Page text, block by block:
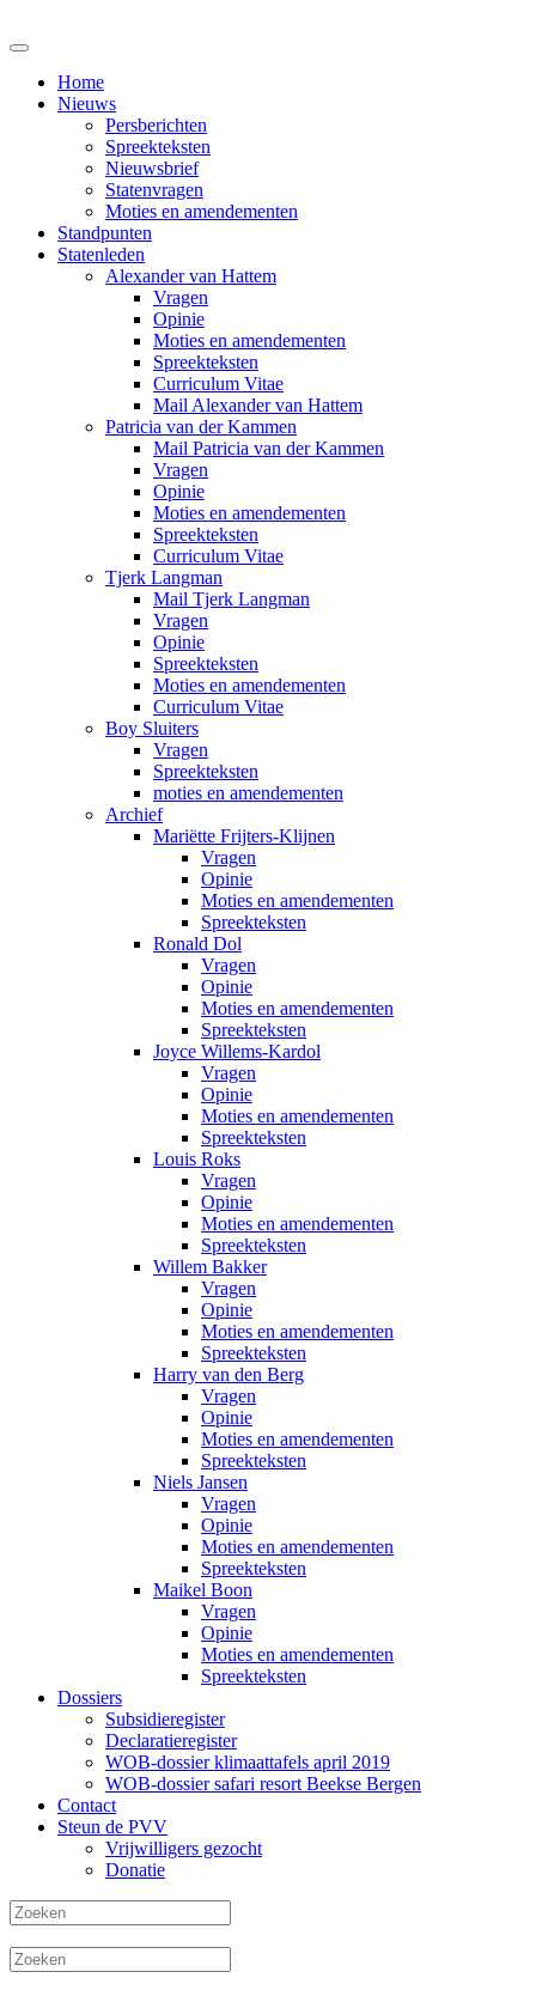
Home
Nieuws
Persberichten
Spreekteksten
Nieuwsbrief
Statenvragen
Moties en amendementen
Standpunten
Statenleden
Alexander van Hattem
Vragen
Opinie
Moties en amendementen
Spreekteksten
Curriculum Vitae
Mail Alexander van Hattem
Patricia van der Kammen
Mail Patricia van der Kammen
Vragen
Opinie
Moties en amendementen
Spreekteksten
Curriculum Vitae
Tjerk Langman
Mail Tjerk Langman
Vragen
Opinie
Spreekteksten
Moties en amendementen
Curriculum Vitae
Boy Sluiters
Vragen
Spreekteksten
moties en amendementen
Archief
Mariëtte Frijters-Klijnen
Vragen
Opinie
Moties en amendementen
Spreekteksten
Ronald Dol
Vragen
Opinie
Moties en amendementen
Spreekteksten
Joyce Willems-Kardol
Vragen
Opinie
Moties en amendementen
Spreekteksten
Louis Roks
Vragen
Opinie
Moties en amendementen
Spreekteksten
Willem Bakker
Vragen
Opinie
Moties en amendementen
Spreekteksten
Harry van den Berg
Vragen
Opinie
Moties en amendementen
Spreekteksten
Niels Jansen
Vragen
Opinie
Moties en amendementen
Spreekteksten
Maikel Boon
Vragen
Opinie
Moties en amendementen
Spreekteksten
Dossiers
Subsidieregister
Declaratieregister
WOB-dossier klimaattafels april 2019
WOB-dossier safari resort Beekse Bergen
Contact
Steun de PVV
Vrijwilligers gezocht
Donatie